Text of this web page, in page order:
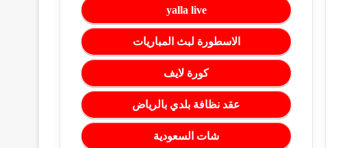
yalla live
الاسطورة لبث المباريات
كورة لايف
عقد نظافة بلدي بالرياض
شات السعودية